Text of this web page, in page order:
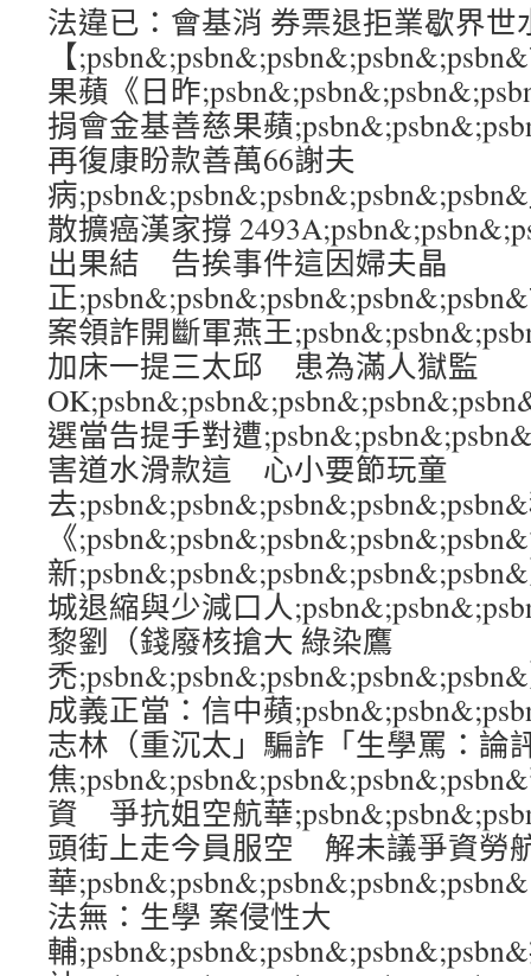
法違已：會基消 券票退拒業歇界
【
果蘋《日昨
捐會金基善慈果蘋
再復康盼款善萬66謝夫
病
散擴癌漢家撐
出果結 告挨事件這因婦夫晶
正
案領詐開斷軍燕王
加床一提三太邱 患為滿人獄監
選當告提手對遭
害道水滑款這 心小要節玩童
去
《
新
城退縮與少減口人
黎劉（錢廢核搶大 綠染鷹
禿
成義正當：信中蘋
志林（重沉太」騙詐「生學罵：論
焦
資 爭抗姐空航華
頭街上走今員服空 解未議爭資勞
華
法無：生學 案侵性大
輔